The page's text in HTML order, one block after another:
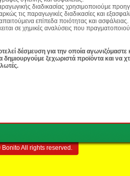
διαδικασίας χρησιμοποιούμε
τις παραγωγικές διαδικασίες και
επίπεδα ποιότητας και ασφάλειας.
σε χημικές αναλύσεις που
δέσμευση για την οποία
ξεχωριστά προϊόντα και να
All rights reserved.